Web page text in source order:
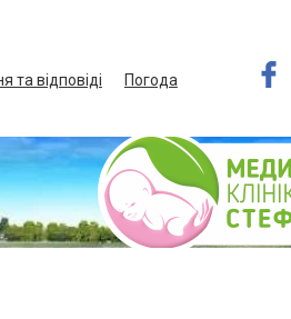
та відповіді
Погода